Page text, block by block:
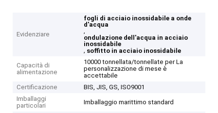
Evidenziare
fogli di acciaio inossidabile a onde
d'acqua
,
ondulazione dell'acqua in acciaio
inossidabile
, soffitto in acciaio inossidabile
Capacità di
alimentazione
10000 tonnellata/tonnellate per La
personalizzazione di mese è
accettabile
Certificazione
BIS, JIS, GS, ISO9001
Imballaggi
particolari
Imballaggio marittimo standard